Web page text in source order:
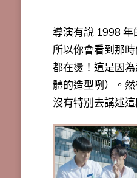
導演有說 1998
所以你會看到那
都在燙！這是因
體的造型咧）。
沒有特別去講述